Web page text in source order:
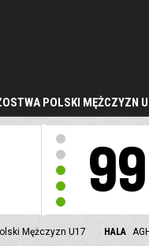
POLSKI MĘŻCZYZN
99
Mężczyzn U17 HALA AGH